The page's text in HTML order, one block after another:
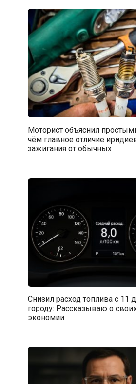
Моторист объяснил
чём главное отличие
зажигания от обычных
Снизил расход топлива с 11
городу: Рассказываю о
экономии